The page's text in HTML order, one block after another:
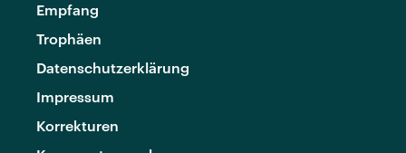
Empfang
Trophäen
Datenschutzerklärung
Impressum
Korrekturen